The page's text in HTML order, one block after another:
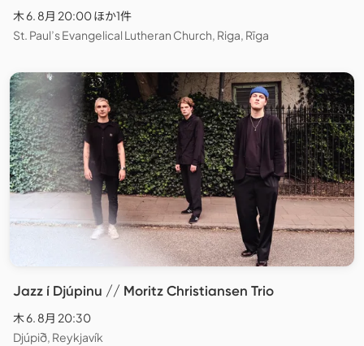
木 6. 8月 20:00 ほか1件
St. Paul’s Evangelical Lutheran Church, Riga, Rīga
Jazz í Djúpinu // Moritz Christiansen Trio
木 6. 8月 20:30
Djúpið, Reykjavík